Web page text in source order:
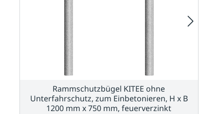
Rammschutzbügel KITEE ohne
Unterfahrschutz, zum Einbetonieren, H x B
1200 mm x 750 mm, feuerverzinkt